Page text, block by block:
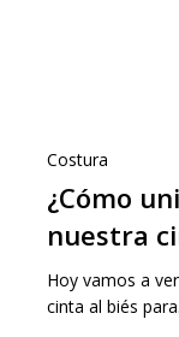
Costura
¿Cómo
nuestra
Hoy vamos a
cinta al biés